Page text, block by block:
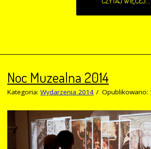
Noc Muzealna 2014
Kategoria: Wydarzenia 2014 Opublikowano: